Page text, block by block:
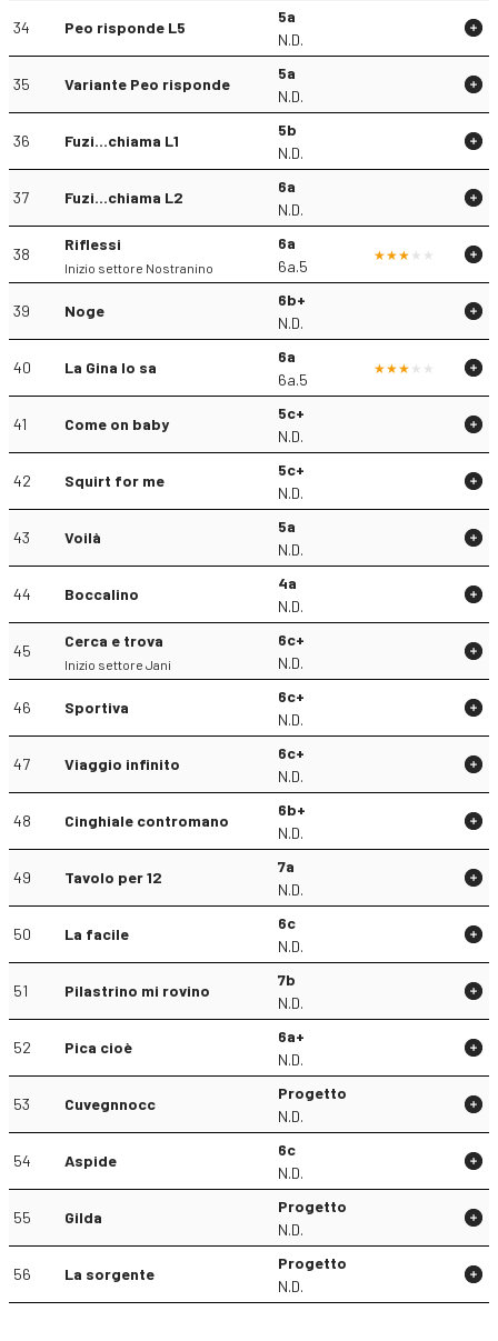
34 Peo risponde L5
5a
N.D.
35 Variante Peo risponde
5a
N.D.
36 Fuzi...chiama L1
5b
N.D.
37 Fuzi...chiama L2
6a
N.D.
38
Riflessi
Inizio settore Nostranino
6a
6a.5
39 Noge
6b+
N.D.
40 La Gina lo sa
6a
6a.5
41 Come on baby
5c+
N.D.
42 Squirt for me
5c+
N.D.
43 Voilà
5a
N.D.
44 Boccalino
4a
N.D.
45
Cerca e trova
Inizio settore Jani
6c+
N.D.
46 Sportiva
6c+
N.D.
47 Viaggio infinito
6c+
N.D.
48 Cinghiale contromano
6b+
N.D.
49 Tavolo per 12
7a
N.D.
50 La facile
6c
N.D.
51 Pilastrino mi rovino
7b
N.D.
52 Pica cioè
6a+
N.D.
53 Cuvegnnocc
Progetto
N.D.
54 Aspide
6c
N.D.
55 Gilda
Progetto
N.D.
56 La sorgente
Progetto
N.D.